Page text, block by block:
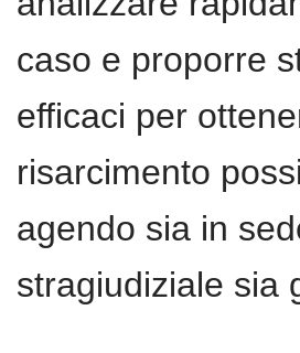
caso e proporre
efficaci per
risarcimento
agendo sia in
stragiudiziale sia